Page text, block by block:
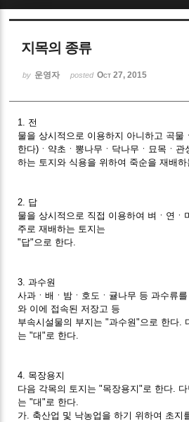
지목의 종류
by 운영자 posted Oct 27, 2015
1. 전
물을 상시적으로 이용하지 아니하고 곡물
한다)ㆍ약초ㆍ뽕나무ㆍ닥나무ㆍ묘목ㆍ
하는 토지와 식용을 위하여 죽순을 재배
2. 답
물을 상시적으로 직접 이용하여 벼ㆍ연ㆍ
주로 재배하는 토지는
"답"으로 한다.
3. 과수원
사과ㆍ배ㆍ밤ㆍ호도ㆍ귤나무 등 과수류
와 이에 접속된 저장고 등
부속시설물의 부지는 "과수원"으로 한다.
는 "대"로 한다.
4. 목장용지
다음 각목의 토지는 "목장용지"로 한다.
는 "대"로 한다.
가. 축산업 및 낙농업을 하기 위하여 초지
Sketchbook5, 스케치
Sketchbook5, 스